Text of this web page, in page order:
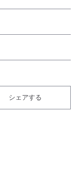
シェアする